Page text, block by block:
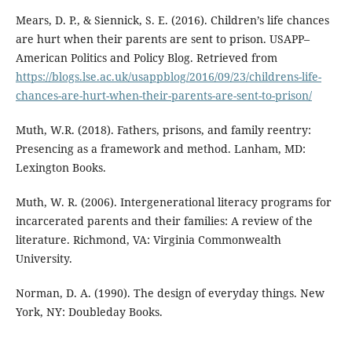
Mears, D. P., & Siennick, S. E. (2016). Children’s life chances
are hurt when their parents are sent to prison. USAPP–
American Politics and Policy Blog. Retrieved from
https://blogs.lse.ac.uk/usappblog/2016/09/23/childrens-life-
chances-are-hurt-when-their-parents-are-sent-to-prison/
Muth, W.R. (2018). Fathers, prisons, and family reentry:
Presencing as a framework and method. Lanham, MD:
Lexington Books.
Muth, W. R. (2006). Intergenerational literacy programs for
incarcerated parents and their families: A review of the
literature. Richmond, VA: Virginia Commonwealth
University.
Norman, D. A. (1990). The design of everyday things. New
York, NY: Doubleday Books.